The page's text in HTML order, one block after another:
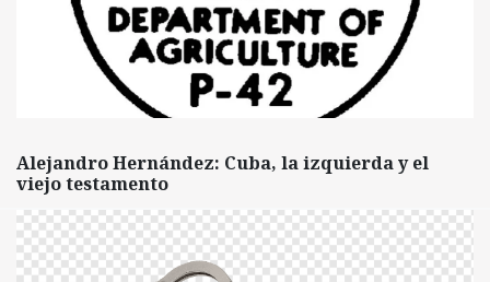
Alejandro Hernández: Cuba, la izquierda y el
viejo testamento